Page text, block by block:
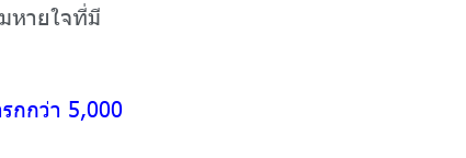
หายใจที่มี
กกว่า 5,000